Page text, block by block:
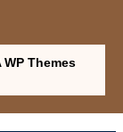
WP Themes